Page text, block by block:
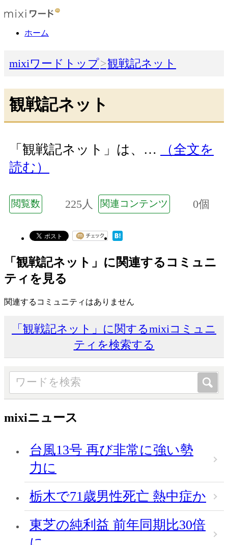
ホーム
mixiワードトップ 観戦記ネット
観戦記ネット
「観戦記ネット」は、…
（全文を
読む）
閲覧数 225人 関連コンテンツ 0個
「観戦記ネット」に関連するコミュニ
ティを見る
関連するコミュニティはありません
「観戦記ネット」に関するmixiコミュニ
ティを検索する
mixiニュース
台風13号 再び非常に強い勢
力に
栃木で71歳男性死亡 熱中症か
東芝の純利益 前年同期比30倍